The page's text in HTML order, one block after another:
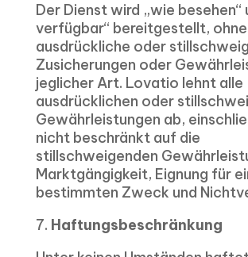
Der Dienst wird „wie besehen“
verfügbar“ bereitgestellt,
ausdrückliche oder
Zusicherungen oder
jeglicher Art. Lovatio lehnt alle
ausdrücklichen oder
Gewährleistungen ab,
nicht beschränkt auf die
stillschweigenden
Marktgängigkeit, Eignung für
bestimmten Zweck und
7. Haftungsbeschränkung